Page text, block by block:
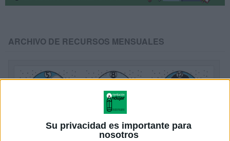
Su privacidad es importante para
nosotros
ARCHIVO DE RECURSOS MENSUALES